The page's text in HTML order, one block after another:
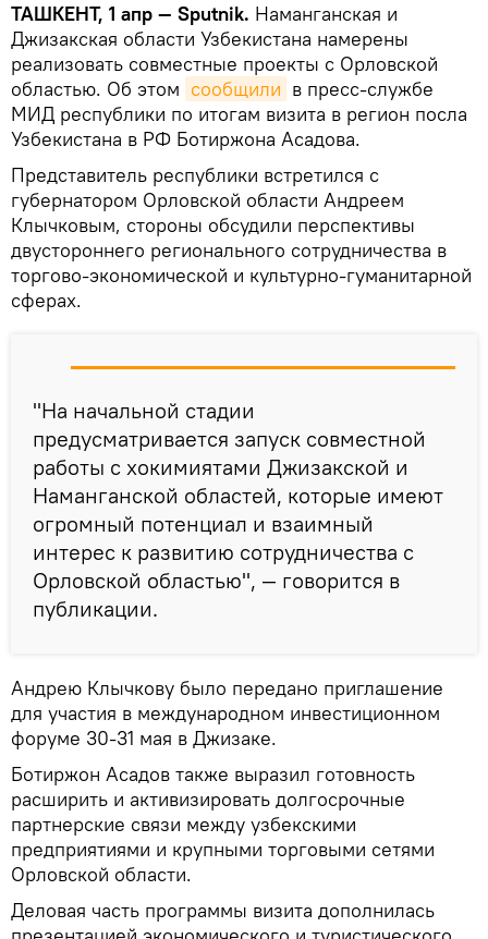
ТАШКЕНТ, 1 апр — Sputnik. Наманганская и
Джизакская области Узбекистана намерены
реализовать совместные проекты с Орловской
областью. Об этом сообщили в пресс-службе
МИД республики по итогам визита в регион посла
Узбекистана в РФ Ботиржона Асадова.
Представитель республики встретился с
губернатором Орловской области Андреем
Клычковым, стороны обсудили перспективы
двустороннего регионального сотрудничества в
торгово-экономической и культурно-гуманитарной
сферах.
"На начальной стадии
предусматривается запуск совместной
работы с хокимиятами Джизакской и
Наманганской областей, которые имеют
огромный потенциал и взаимный
интерес к развитию сотрудничества с
Орловской областью", — говорится в
публикации.
Андрею Клычкову было передано приглашение
для участия в международном инвестиционном
форуме 30-31 мая в Джизаке.
Ботиржон Асадов также выразил готовность
расширить и активизировать долгосрочные
партнерские связи между узбекскими
предприятиями и крупными торговыми сетями
Орловской области.
Деловая часть программы визита дополнилась